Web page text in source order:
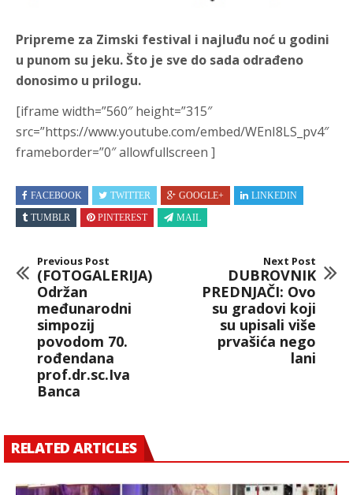
Pripreme za Zimski festival i najluđu noć u godini
u punom su jeku. Što je sve do sada odrađeno
donosimo u prilogu.
[iframe width=”560″ height=”315″
src=”https://www.youtube.com/embed/WEnI8LS_pv4″
frameborder=”0″ allowfullscreen ]
FACEBOOK TWITTER GOOGLE+
LINKEDIN
TUMBLR
PINTEREST MAIL
Previous Post
(FOTOGALERIJA)
Održan
međunarodni
simpozij
povodom 70.
rođendana
prof.dr.sc.Iva
Banca
Next Post
DUBROVNIK
PREDNJAČI: Ovo
su gradovi koji
su upisali više
prvašića nego
lani
RELATED ARTICLES